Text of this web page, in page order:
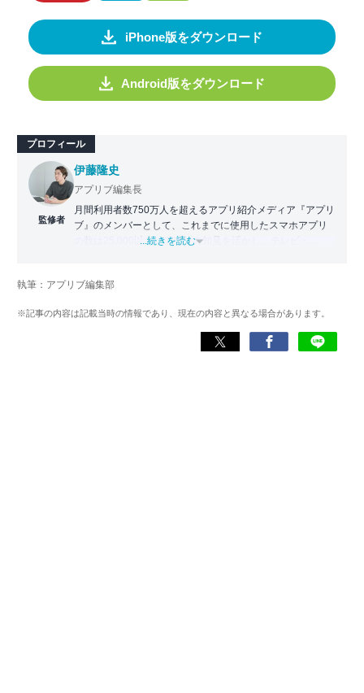
iPhone版をダウンロード
Android版をダウンロード
プロフィール
監修者
伊藤隆史
アプリブ編集長
月間利用者数750万人を超えるアプリ紹介メディア『アプリ
ブ』のメンバーとして、これまでに使用したスマホアプリ
の数は25,000以上。アプリの知見を活かし、テレビ・
化アプリの紹介）、TBS『サタプラ』（スマホライフが変
スマホアプリ）他
...続きを読む
執筆：アプリブ編集部
※記事の内容は記載当時の情報であり、現在の内容と異なる場合があります。